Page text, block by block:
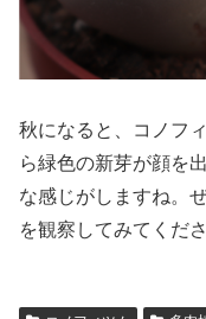
秋になると、コノフ
ら緑色の新芽が顔を
な感じがしますね。
を観察してみてくださ